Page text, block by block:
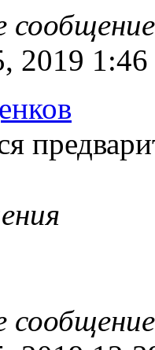
сообщение
2019 1:46
сообщение